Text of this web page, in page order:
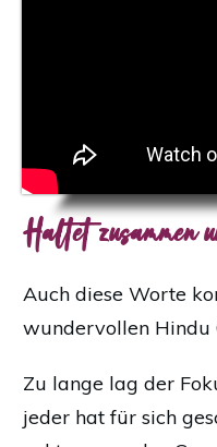
Haltet zusammen
Auch diese Worte
wundervollen Hindu
Zu lange lag der
jeder hat für sich